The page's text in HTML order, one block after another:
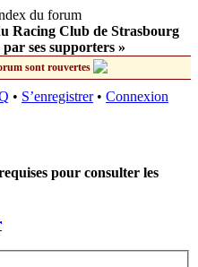
Racing Club de Strasbourg
par ses supporters »
sont rouvertes
• S’enregistrer• Connexion
pour consulter les